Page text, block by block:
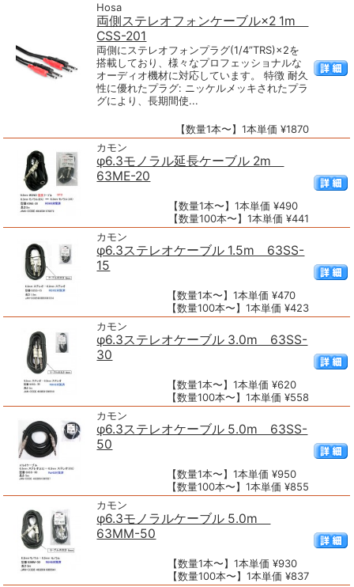
Hosa
両側ステレオフォンケーブル×2 1m
CSS-201
両側にステレオフォンプラグ(1/4”TRS)×2を
搭載しており、様々なプロフェッショナルな
オーディオ機材に対応しています。 特徴 耐久
性に優れたプラグ: ニッケルメッキされたプラ
グにより、長期間使...
【数量1本〜】1本単価 ¥1870
カモン
φ6.3モノラル延長ケーブル 2m
63ME-20
【数量1本〜】1本単価 ¥490
【数量100本〜】1本単価 ¥441
カモン
φ6.3ステレオケーブル 1.5m 63SS-
15
【数量1本〜】1本単価 ¥470
【数量100本〜】1本単価 ¥423
カモン
φ6.3ステレオケーブル 3.0m 63SS-
30
【数量1本〜】1本単価 ¥620
【数量100本〜】1本単価 ¥558
カモン
φ6.3ステレオケーブル 5.0m 63SS-
50
【数量1本〜】1本単価 ¥950
【数量100本〜】1本単価 ¥855
カモン
φ6.3モノラルケーブル 5.0m
63MM-50
【数量1本〜】1本単価 ¥930
【数量100本〜】1本単価 ¥837